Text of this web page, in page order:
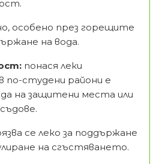
особено през горещите
на вода.
понася леки
по-студени райони е
на защитени места или
се леко за поддържане
на сгъстяването.